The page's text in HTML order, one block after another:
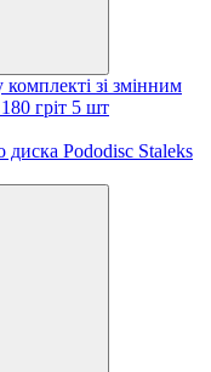
зі змінним
гріт 5 шт